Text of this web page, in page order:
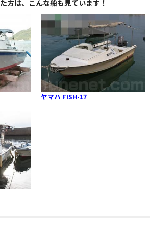
方は、こんな船も見ています！
ヤマハ FISH-17